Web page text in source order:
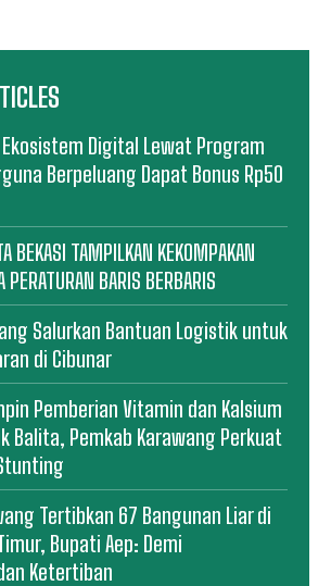
Ekosistem Digital Lewat Program
Berpeluang Dapat Bonus Rp50
BEKASI TAMPILKAN KEKOMPAKAN
BARIS BERBARIS
Salurkan Bantuan Logistik untuk
di Cibunar
Pemberian Vitamin dan Kalsium
Balita, Pemkab Karawang Perkuat
Tertibkan 67 Bangunan Liar di
Bupati Aep: Demi
Ketertiban